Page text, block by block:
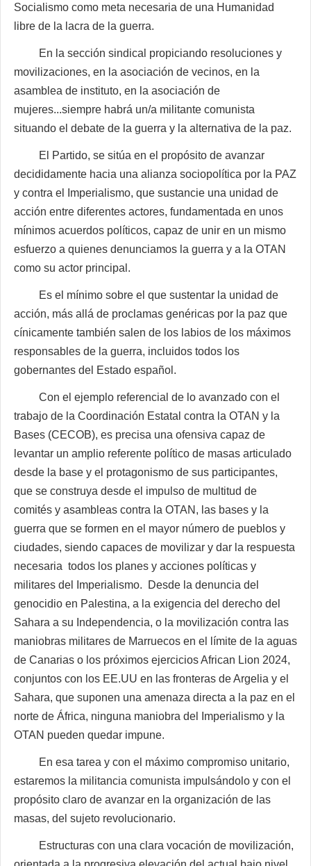
Socialismo como meta necesaria de una Humanidad
libre de la lacra de la guerra.
En la sección sindical propiciando resoluciones y
movilizaciones, en la asociación de vecinos, en la
asamblea de instituto, en la asociación de
mujeres...siempre habrá un/a militante comunista
situando el debate de la guerra y la alternativa de la paz.
El Partido, se sitúa en el propósito de avanzar
decididamente hacia una alianza sociopolítica por la PAZ
y contra el Imperialismo, que sustancie una unidad de
acción entre diferentes actores, fundamentada en unos
mínimos acuerdos políticos, capaz de unir en un mismo
esfuerzo a quienes denunciamos la guerra y a la OTAN
como su actor principal.
Es el mínimo sobre el que sustentar la unidad de
acción, más allá de proclamas genéricas por la paz que
cínicamente también salen de los labios de los máximos
responsables de la guerra, incluidos todos los
gobernantes del Estado español.
Con el ejemplo referencial de lo avanzado con el
trabajo de la Coordinación Estatal contra la OTAN y la
Bases (CECOB), es precisa una ofensiva capaz de
levantar un amplio referente político de masas articulado
desde la base y el protagonismo de sus participantes,
que se construya desde el impulso de multitud de
comités y asambleas contra la OTAN, las bases y la
guerra que se formen en el mayor número de pueblos y
ciudades, siendo capaces de movilizar y dar la respuesta
necesaria todos los planes y acciones políticas y
militares del Imperialismo. Desde la denuncia del
genocidio en Palestina, a la exigencia del derecho del
Sahara a su Independencia, o la movilización contra las
maniobras militares de Marruecos en el límite de la aguas
de Canarias o los próximos ejercicios African Lion 2024,
conjuntos con los EE.UU en las fronteras de Argelia y el
Sahara, que suponen una amenaza directa a la paz en el
norte de África, ninguna maniobra del Imperialismo y la
OTAN pueden quedar impune.
En esa tarea y con el máximo compromiso unitario,
estaremos la militancia comunista impulsándolo y con el
propósito claro de avanzar en la organización de las
masas, del sujeto revolucionario.
Estructuras con una clara vocación de movilización,